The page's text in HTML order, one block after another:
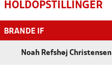
HOLDOPSTILLINGER
BRANDE IF
Noah Refshøj Christensen